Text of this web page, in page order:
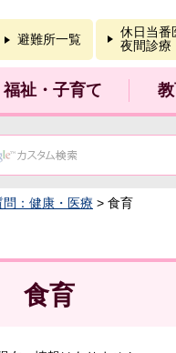
避難所一覧
休日当番
夜間診療
祉・子育て
問：健康・医療 > 食育
食育